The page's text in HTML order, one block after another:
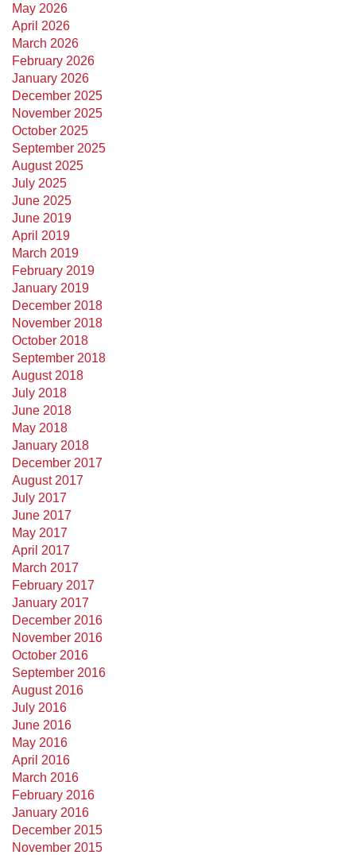
May 2026
April 2026
March 2026
February 2026
January 2026
December 2025
November 2025
October 2025
September 2025
August 2025
July 2025
June 2025
June 2019
April 2019
March 2019
February 2019
January 2019
December 2018
November 2018
October 2018
September 2018
August 2018
July 2018
June 2018
May 2018
January 2018
December 2017
August 2017
July 2017
June 2017
May 2017
April 2017
March 2017
February 2017
January 2017
December 2016
November 2016
October 2016
September 2016
August 2016
July 2016
June 2016
May 2016
April 2016
March 2016
February 2016
January 2016
December 2015
November 2015